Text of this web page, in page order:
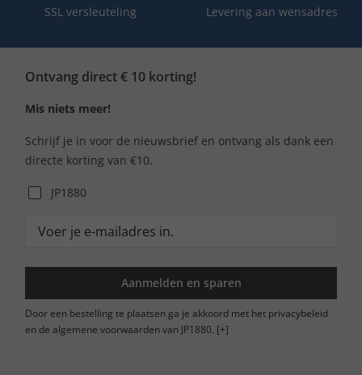
SSL versleuteling Levering aan wensadres
Ontvang direct € 10 korting!
Mis niets meer!
Schrijf je in voor de nieuwsbrief en ontvang als dank een
directe korting van €10.
JP1880
Aanmelden en sparen
Door een bestelling te plaatsen ga je akkoord met het privacybeleid
en de algemene voorwaarden van JP1880. [+]